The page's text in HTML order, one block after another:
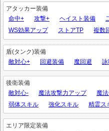
アタッカー装備
命中+
攻撃+ ヘイスト装備
WS効果アップ
ストアTP 複数
盾(タンク)装備
敵対心+
回避装備 魔回避
後衛装備
敵対心-
魔法攻撃力アップ 魔
弱体スキル
強化スキル 精霊ス
エリア限定装備